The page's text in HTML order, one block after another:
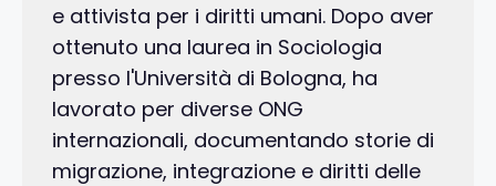
e attivista per i diritti umani. Dopo aver
ottenuto una laurea in Sociologia
presso l'Università di Bologna, ha
lavorato per diverse ONG
internazionali, documentando storie di
migrazione, integrazione e diritti delle